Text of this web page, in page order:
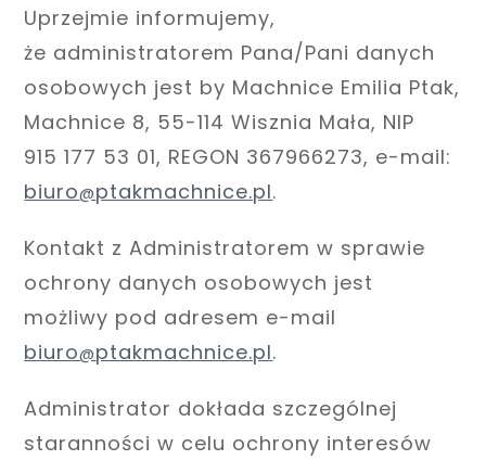
Uprzejmie informujemy,
że administratorem Pana/Pani danych
osobowych jest by Machnice Emilia Ptak,
Machnice 8, 55-114 Wisznia Mała, NIP
915 177 53 01, REGON 367966273, e-mail:
biuro@ptakmachnice.pl.
Kontakt z Administratorem w sprawie
ochrony danych osobowych jest
możliwy pod adresem e-mail
biuro@ptakmachnice.pl.
Administrator dokłada szczególnej
staranności w celu ochrony interesów